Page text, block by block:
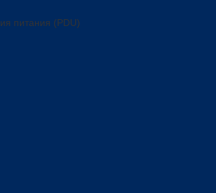
питания (PDU)